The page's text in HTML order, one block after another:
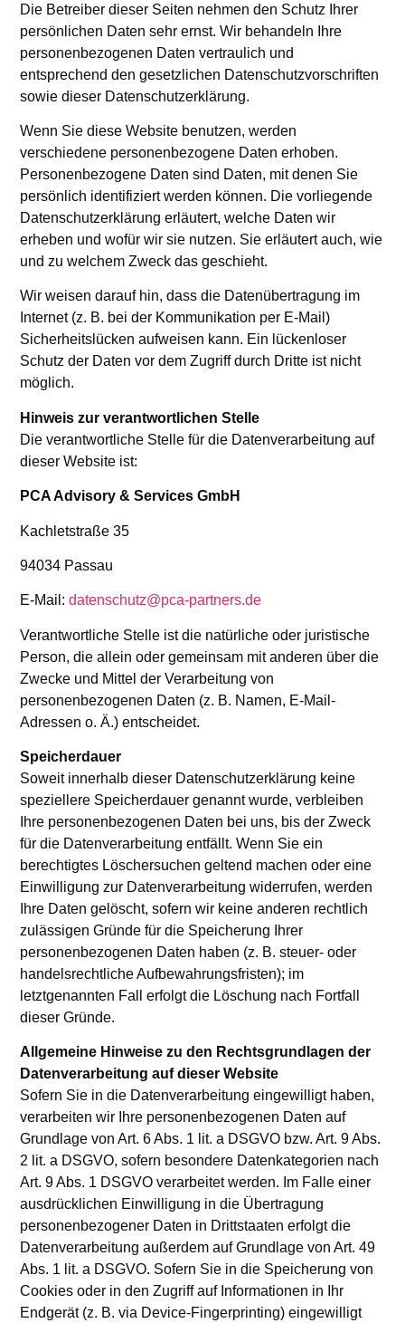
Die Betreiber dieser Seiten nehmen den Schutz Ihrer
persönlichen Daten sehr ernst. Wir behandeln Ihre
personenbezogenen Daten vertraulich und
entsprechend den gesetzlichen Datenschutzvorschriften
sowie dieser Datenschutzerklärung.
Wenn Sie diese Website benutzen, werden
verschiedene personenbezogene Daten erhoben.
Personenbezogene Daten sind Daten, mit denen Sie
persönlich identifiziert werden können. Die vorliegende
Datenschutzerklärung erläutert, welche Daten wir
erheben und wofür wir sie nutzen. Sie erläutert auch, wie
und zu welchem Zweck das geschieht.
Wir weisen darauf hin, dass die Datenübertragung im
Internet (z. B. bei der Kommunikation per E-Mail)
Sicherheitslücken aufweisen kann. Ein lückenloser
Schutz der Daten vor dem Zugriff durch Dritte ist nicht
möglich.
Hinweis zur verantwortlichen Stelle
Die verantwortliche Stelle für die Datenverarbeitung auf
dieser Website ist:
PCA Advisory & Services GmbH
Kachletstraße 35
94034 Passau
E-Mail:datenschutz@pca-partners.de
Verantwortliche Stelle ist die natürliche oder juristische
Person, die allein oder gemeinsam mit anderen über die
Zwecke und Mittel der Verarbeitung von
personenbezogenen Daten (z. B. Namen, E-Mail-
Adressen o. Ä.) entscheidet.
Speicherdauer
Soweit innerhalb dieser Datenschutzerklärung keine
speziellere Speicherdauer genannt wurde, verbleiben
Ihre personenbezogenen Daten bei uns, bis der Zweck
für die Datenverarbeitung entfällt. Wenn Sie ein
berechtigtes Löschersuchen geltend machen oder eine
Einwilligung zur Datenverarbeitung widerrufen, werden
Ihre Daten gelöscht, sofern wir keine anderen rechtlich
zulässigen Gründe für die Speicherung Ihrer
personenbezogenen Daten haben (z. B. steuer- oder
handelsrechtliche Aufbewahrungsfristen); im
letztgenannten Fall erfolgt die Löschung nach Fortfall
dieser Gründe.
Allgemeine Hinweise zu den Rechtsgrundlagen der
Datenverarbeitung auf dieser Website
Sofern Sie in die Datenverarbeitung eingewilligt haben,
verarbeiten wir Ihre personenbezogenen Daten auf
Grundlage von Art. 6 Abs. 1 lit. a DSGVO bzw. Art. 9 Abs.
2 lit. a DSGVO, sofern besondere Datenkategorien nach
Art. 9 Abs. 1 DSGVO verarbeitet werden. Im Falle einer
ausdrücklichen Einwilligung in die Übertragung
personenbezogener Daten in Drittstaaten erfolgt die
Datenverarbeitung außerdem auf Grundlage von Art. 49
Abs. 1 lit. a DSGVO. Sofern Sie in die Speicherung von
Cookies oder in den Zugriff auf Informationen in Ihr
Endgerät (z. B. via Device-Fingerprinting) eingewilligt